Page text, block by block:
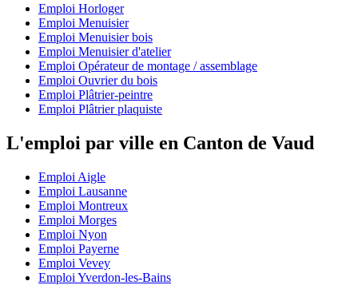
Emploi Horloger
Emploi Menuisier
Emploi Menuisier bois
Emploi Menuisier d'atelier
Emploi Opérateur de montage / assemblage
Emploi Ouvrier du bois
Emploi Plâtrier-peintre
Emploi Plâtrier plaquiste
L'emploi par ville en Canton de Vaud
Emploi Aigle
Emploi Lausanne
Emploi Montreux
Emploi Morges
Emploi Nyon
Emploi Payerne
Emploi Vevey
Emploi Yverdon-les-Bains